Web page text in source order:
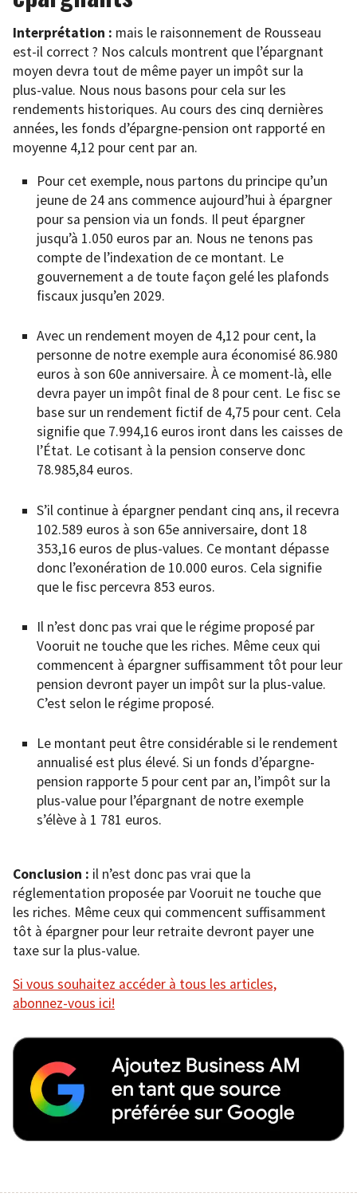
Interprétation : mais le raisonnement de Rousseau
est-il correct ? Nos calculs montrent que l’épargnant
moyen devra tout de même payer un impôt sur la
plus-value. Nous nous basons pour cela sur les
rendements historiques. Au cours des cinq dernières
années, les fonds d’épargne-pension ont rapporté en
moyenne 4,12 pour cent par an.
Pour cet exemple, nous partons du principe qu’un
jeune de 24 ans commence aujourd’hui à épargner
pour sa pension via un fonds. Il peut épargner
jusqu’à 1.050 euros par an. Nous ne tenons pas
compte de l’indexation de ce montant. Le
gouvernement a de toute façon gelé les plafonds
fiscaux jusqu’en 2029.
Avec un rendement moyen de 4,12 pour cent, la
personne de notre exemple aura économisé 86.980
euros à son 60e anniversaire. À ce moment-là, elle
devra payer un impôt final de 8 pour cent. Le fisc se
base sur un rendement fictif de 4,75 pour cent. Cela
signifie que 7.994,16 euros iront dans les caisses de
l’État. Le cotisant à la pension conserve donc
78.985,84 euros.
S’il continue à épargner pendant cinq ans, il recevra
102.589 euros à son 65e anniversaire, dont 18
353,16 euros de plus-values. Ce montant dépasse
donc l’exonération de 10.000 euros. Cela signifie
que le fisc percevra 853 euros.
Il n’est donc pas vrai que le régime proposé par
Vooruit ne touche que les riches. Même ceux qui
commencent à épargner suffisamment tôt pour leur
pension devront payer un impôt sur la plus-value.
C’est selon le régime proposé.
Le montant peut être considérable si le rendement
annualisé est plus élevé. Si un fonds d’épargne-
pension rapporte 5 pour cent par an, l’impôt sur la
plus-value pour l’épargnant de notre exemple
s’élève à 1 781 euros.
Conclusion : il n’est donc pas vrai que la
réglementation proposée par Vooruit ne touche que
les riches. Même ceux qui commencent suffisamment
tôt à épargner pour leur retraite devront payer une
taxe sur la plus-value.
Si vous souhaitez accéder à tous les articles,
abonnez-vous ici!